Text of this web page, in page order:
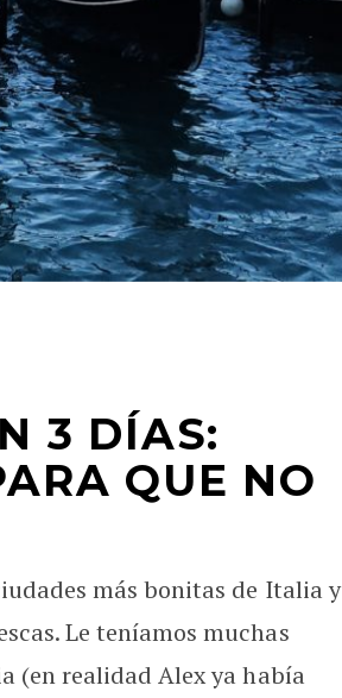
3 DÍAS:
QUE NO
más bonitas de Italia y
Le teníamos muchas
(en realidad Alex ya había